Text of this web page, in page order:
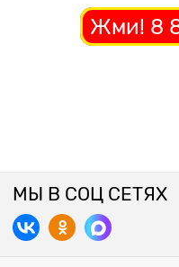
Жми! 8
МЫ В СОЦ СЕТЯХ